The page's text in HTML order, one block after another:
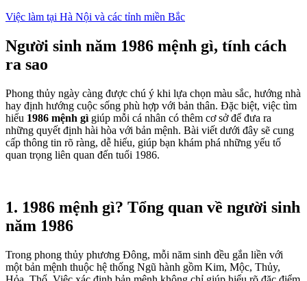
Việc làm tại Hà Nội và các tỉnh miền Bắc
Người sinh năm 1986 mệnh gì, tính cách
ra sao
Phong thủy ngày càng được chú ý khi lựa chọn màu sắc, hướng nhà
hay định hướng cuộc sống phù hợp với bản thân. Đặc biệt, việc tìm
hiểu 1986 mệnh gì giúp mỗi cá nhân có thêm cơ sở để đưa ra
những quyết định hài hòa với bản mệnh. Bài viết dưới đây sẽ cung
cấp thông tin rõ ràng, dễ hiểu, giúp bạn khám phá những yếu tố
quan trọng liên quan đến tuổi 1986.
1. 1986 mệnh gì? Tổng quan về người sinh
năm 1986
Trong phong thủy phương Đông, mỗi năm sinh đều gắn liền với
một bản mệnh thuộc hệ thống Ngũ hành gồm Kim, Mộc, Thủy,